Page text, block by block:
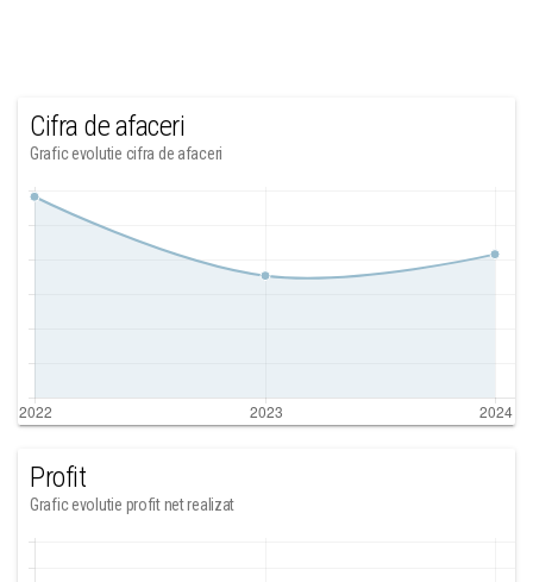
Cifra de afaceri
Grafic evolutie cifra de afaceri
Profit
Grafic evolutie profit net realizat